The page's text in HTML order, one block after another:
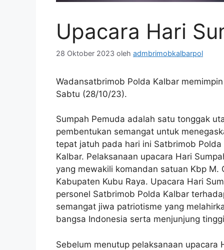
Upacara Hari
28 Oktober 2023 oleh admbrimobkalbarpol
Wadansatbrimob Polda Kalbar
Sabtu (28/10/23).
Sumpah Pemuda adalah satu tonggak
pembentukan semangat untuk
tepat jatuh pada hari ini Satbrimob
Kalbar. Pelaksanaan upacara Hari
yang mewakili komandan satuan Kbp M.
Kabupaten Kubu Raya. Upacara Hari
personel Satbrimob Polda Kalbar
semangat jiwa patriotisme yang
bangsa Indonesia serta menjunjung
Sebelum menutup pelaksanaan upacara